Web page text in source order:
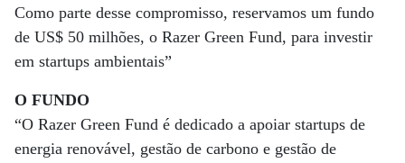
Como parte desse compromisso, reservamos um fundo
de US$ 50 milhões, o Razer Green Fund, para investir
em startups ambientais”
O FUNDO
“O Razer Green Fund é dedicado a apoiar startups de
energia renovável, gestão de carbono e gestão de